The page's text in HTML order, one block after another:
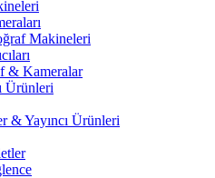
Makineleri
& Kameralar
Ürünleri
& Yayıncı Ürünleri